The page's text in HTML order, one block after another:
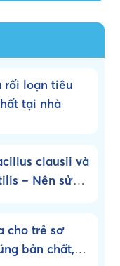
rối loạn tiêu
tại nhà
clausii và
– Nên sử
cho trẻ sơ
bản chất,